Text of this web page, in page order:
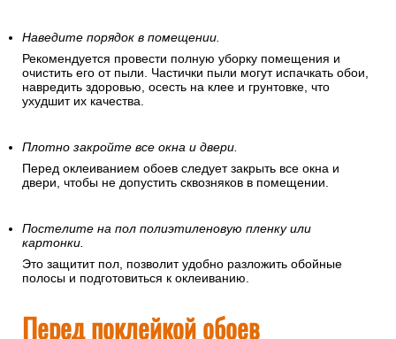
Наведите порядок в помещении.
Рекомендуется провести полную уборку помещения и
очистить его от пыли. Частички пыли могут испачкать обои,
навредить здоровью, осесть на клее и грунтовке, что
ухудшит их качества.
Плотно закройте все окна и двери.
Перед оклеиванием обоев следует закрыть все окна и
двери, чтобы не допустить сквозняков в помещении.
Постелите на пол полиэтиленовую пленку или
картонки.
Это защитит пол, позволит удобно разложить обойные
полосы и подготовиться к оклеиванию.
Перед поклейкой обоев